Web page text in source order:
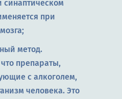
синаптическом
при
метод.
препараты,
с алкоголем,
человека. Это